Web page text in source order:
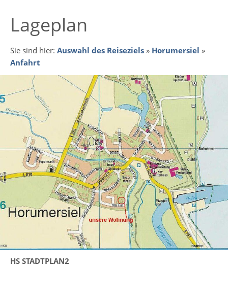
Lageplan
Sie sind hier: Auswahl des Reiseziels » Horumersiel »
Anfahrt
HS STADTPLAN2